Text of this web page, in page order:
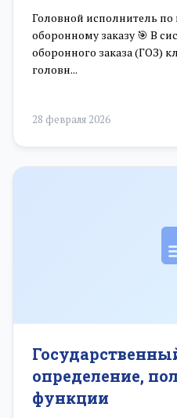
Головной исполнитель по
оборонному заказу 🎯 В
оборонного заказа (ГОЗ)
головн...
28 февраля 2026
определение,
функции